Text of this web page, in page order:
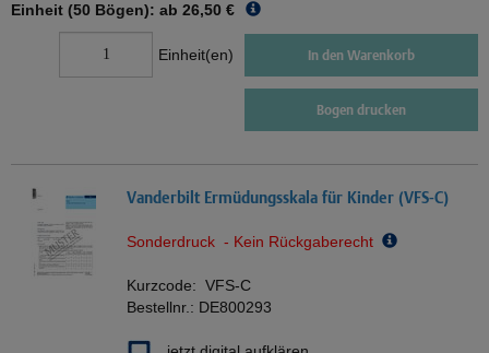
Einheit (50 Bögen): ab 26,50 €
Einheit(en) In den Warenkorb
Bogen drucken
Vanderbilt Ermüdungsskala für Kinder (VFS-C)
Sonderdruck - Kein Rückgaberecht
Kurzcode: VFS-C
Bestellnr.: DE800293